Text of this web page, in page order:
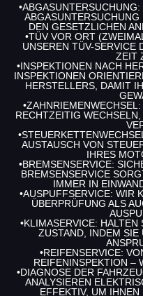
•ABGASUNTERSUCHUNG:
DEN GESETZLICHEN
•TÜV VOR ORT
UNSEREN TÜV-SERVICE
ZEIT
•INSPEKTIONEN NACH
INSPEKTIONEN
HERSTELLERS, DAMIT
•ZAHNRIEMENWECHSEL
RECHTZEITIG
•STEUERKETTENWECHSEL
USTAUSCH VON
HRES
•BREMSENSERVICE:
BREMSENSERVICE
IMMER IN
•AUSPUFFSERVICE: WIR
ÜBERPRÜFUNG ALS
•KLIMASERVICE: HALTEN
ZUSTAND, INDEM SIE
•REIFENSERVICE:
REIFENINSPEKTION –
•DIAGNOSE DER
ANALYSIEREN
EFFEKTIV, UM IHNEN